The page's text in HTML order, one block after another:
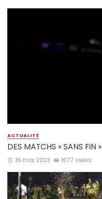
ACTUALITÉ
DES MATCHS « SANS FIN »
16 mai 2023 1677 views